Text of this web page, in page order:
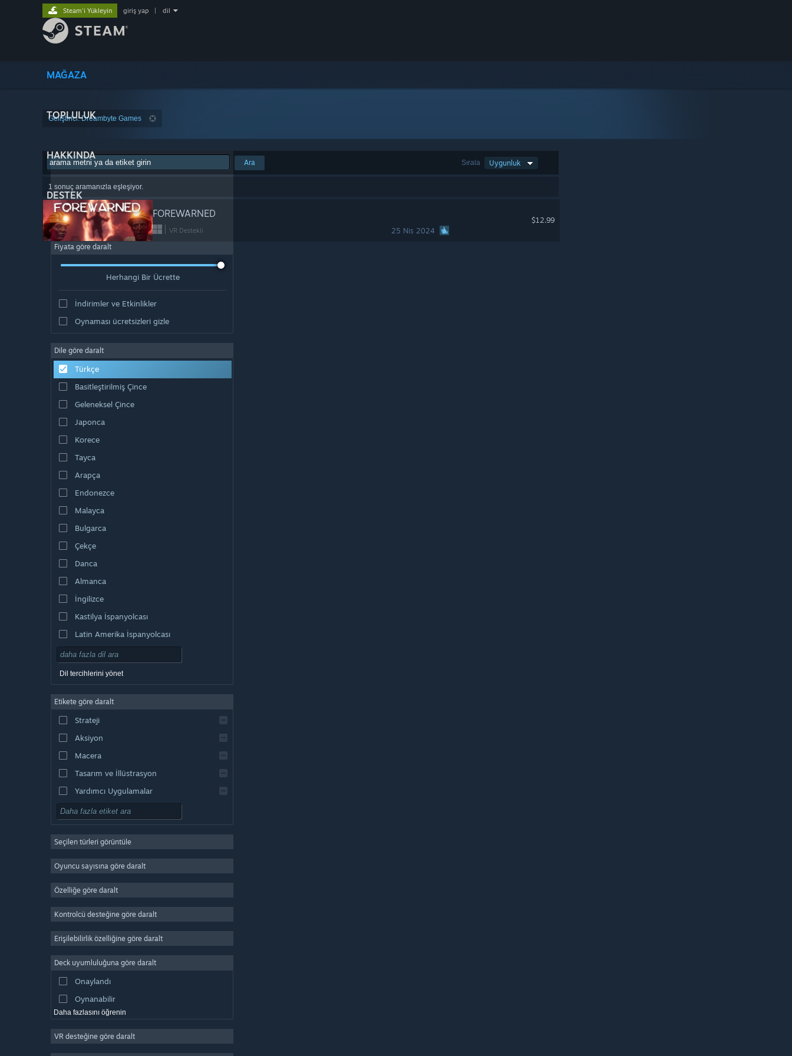
MAĞAZA
TOPLULUK
HAKKINDA
DESTEK
Steam'i Yükleyin giriş yap dil
Geliştirici: Dreambyte Games
Sırala Uygunluk
Ara
1 sonuç aramanızla eşleşiyor.
FOREWARNED
VR Destekli 25 Nis 2024
$12.99
Fiyata göre daralt
Herhangi Bir Ücrette
İndirimler ve Etkinlikler
Oynaması ücretsizleri gizle
Dile göre daralt
Türkçe
Basitleştirilmiş Çince
Geleneksel Çince
Japonca
Korece
Tayca
Arapça
Endonezce
Malayca
Bulgarca
Çekçe
Danca
Almanca
İngilizce
Kastilya İspanyolcası
Latin Amerika İspanyolcası
Dil tercihlerini yönet
Etikete göre daralt
Strateji
Aksiyon
Macera
Tasarım ve İllüstrasyon
Yardımcı Uygulamalar
Oynaması Ücretsiz
Devasa Çok Oyunculu
Basit Eğlence
Simülasyon
Video Prodüksiyonu
Fotoğraf Düzenleme
Seçilen türleri görüntüle
Oyuncu sayısına göre daralt
Özelliğe göre daralt
Kontrolcü desteğine göre daralt
Erişilebilirlik özelliğine göre daralt
Deck uyumluluğuna göre daralt
Onaylandı
Oynanabilir
Daha fazlasını öğrenin
VR desteğine göre daralt